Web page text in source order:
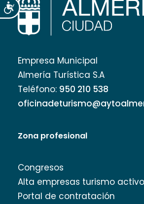
Accesibilidad
Empresa Municipal
Almería Turística S.A
Teléfono: 950 210 538
Zona profesional
Congresos
Alta empresas turismo activo
Portal de contratación